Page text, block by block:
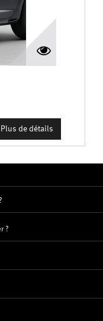
Plus de détails
?